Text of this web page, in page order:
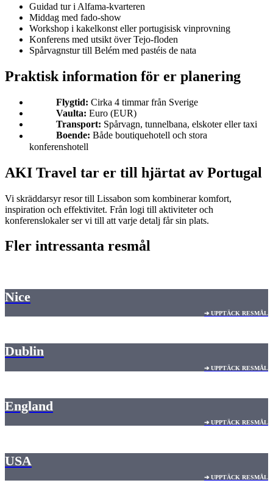
Guidad tur i Alfama-kvarteren
Middag med fado-show
Workshop i kakelkonst eller portugisisk vinprovning
Konferens med utsikt över Tejo-floden
Spårvagnstur till Belém med pastéis de nata
Praktisk information för er planering
Flygtid: Cirka 4 timmar från Sverige
Vaulta: Euro (EUR)
Transport: Spårvagn, tunnelbana, elskoter eller taxi
Boende: Både boutiquehotell och stora
konferenshotell
AKI Travel tar er till hjärtat av Portugal
Vi skräddarsyr resor till Lissabon som kombinerar komfort,
inspiration och effektivitet. Från logi till aktiviteter och
konferenslokaler ser vi till att varje detalj får sin plats.
Fler intressanta resmål
Nice
➔ UPPTÄCK RESMÅL
Dublin
➔ UPPTÄCK RESMÅL
England
➔ UPPTÄCK RESMÅL
USA
➔ UPPTÄCK RESMÅL